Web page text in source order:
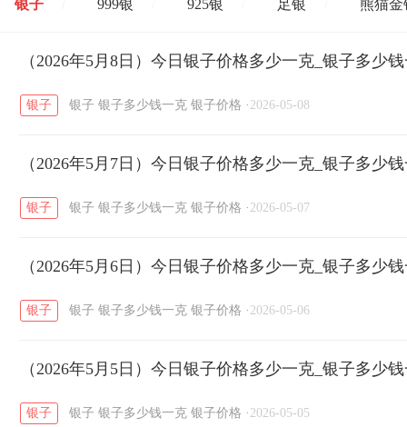
银子 999银 925银 足银 熊猫金
开国纪念币 大清银币 / 长城币 / 老
菜百 周生生 周大生
六福 / 金至尊 / 潮宏基 / 亚一金店
（2026年5月8日）今日银子价格多少一克_银子多少
银子 银子 银子多少钱一克 银子价格 · 2026-05-08
（2026年5月7日）今日银子价格多少一克_银子多少
银子 银子 银子多少钱一克 银子价格 · 2026-05-07
（2026年5月6日）今日银子价格多少一克_银子多少
银子 银子 银子多少钱一克 银子价格 · 2026-05-06
（2026年5月5日）今日银子价格多少一克_银子多少
银子 银子 银子多少钱一克 银子价格 · 2026-05-05